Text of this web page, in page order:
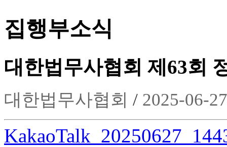
집행부소식
대한법무사협회 제63회
대한법무사협회 / 2025-06-